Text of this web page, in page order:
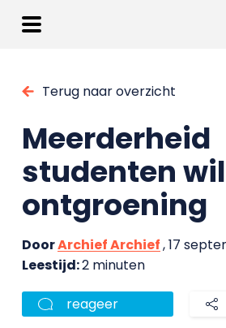
Terug naar overzicht
Meerderheid
studenten
ontgroening
DoorArchief Archief, 17
Leestijd:2 minuten
reageer